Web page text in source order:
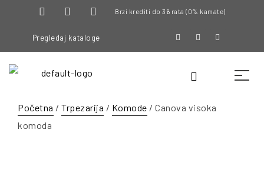
Brzi krediti do 36 rata (0% kamate)
Pregledaj kataloge
Početna / Trpezarija / Komode / Canova visoka
komoda